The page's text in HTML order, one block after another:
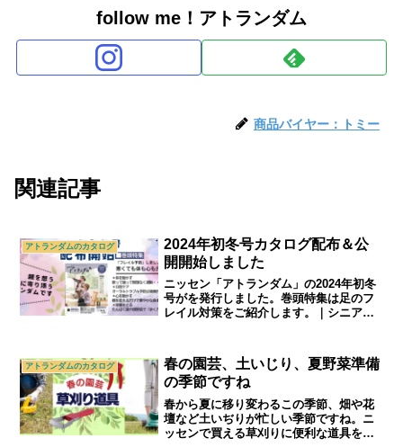
follow me！アトランダム
商品バイヤー：トミー
関連記事
アトランダムのカタログ
2024年初冬号カタログ配布＆公
開開始しました
ニッセン「アトランダム」の2024年初冬
号がを発行しました。巻頭特集は足のフ
レイル対策をご紹介します。｜シニアラ
アトランダムのカタログ
春の園芸、土いじり、夏野菜準備
の季節ですね
春から夏に移り変わるこの季節、畑や花
壇など土いぢりが忙しい季節ですね。ニ
ッセンで買える草刈りに便利な道具をご